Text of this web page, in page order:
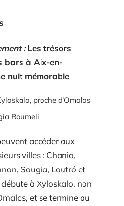
: Les trésors
bars à Aix-en-
nuit mémorable
proche d’Omalos
Roumeli
accéder aux
villes : Chania,
Sougia, Loutró et
à Xyloskalo, non
et se termine au